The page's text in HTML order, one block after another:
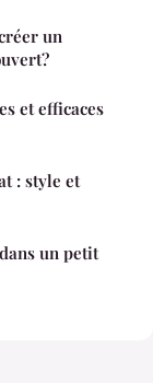
un
et efficaces
: style et
un petit